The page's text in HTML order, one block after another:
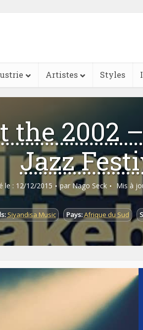
Artistes Styles
the 2002
Jazz
le : 12/12/2015 par Nago Seck Mis à
Siyandisa Music Pays:Afrique du Sud